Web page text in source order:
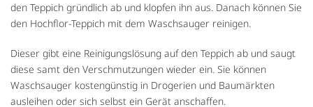
den Teppich gründlich ab und klopfen ihn aus. Danach können Sie
den Hochflor-Teppich mit dem Waschsauger reinigen.
Dieser gibt eine Reinigungslösung auf den Teppich ab und saugt
diese samt den Verschmutzungen wieder ein. Sie können
Waschsauger kostengünstig in Drogerien und Baumärkten
ausleihen oder sich selbst ein Gerät anschaffen.